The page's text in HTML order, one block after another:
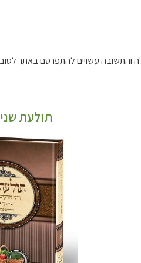
והתשובה עשויים להתפרסם באתר
תולעת